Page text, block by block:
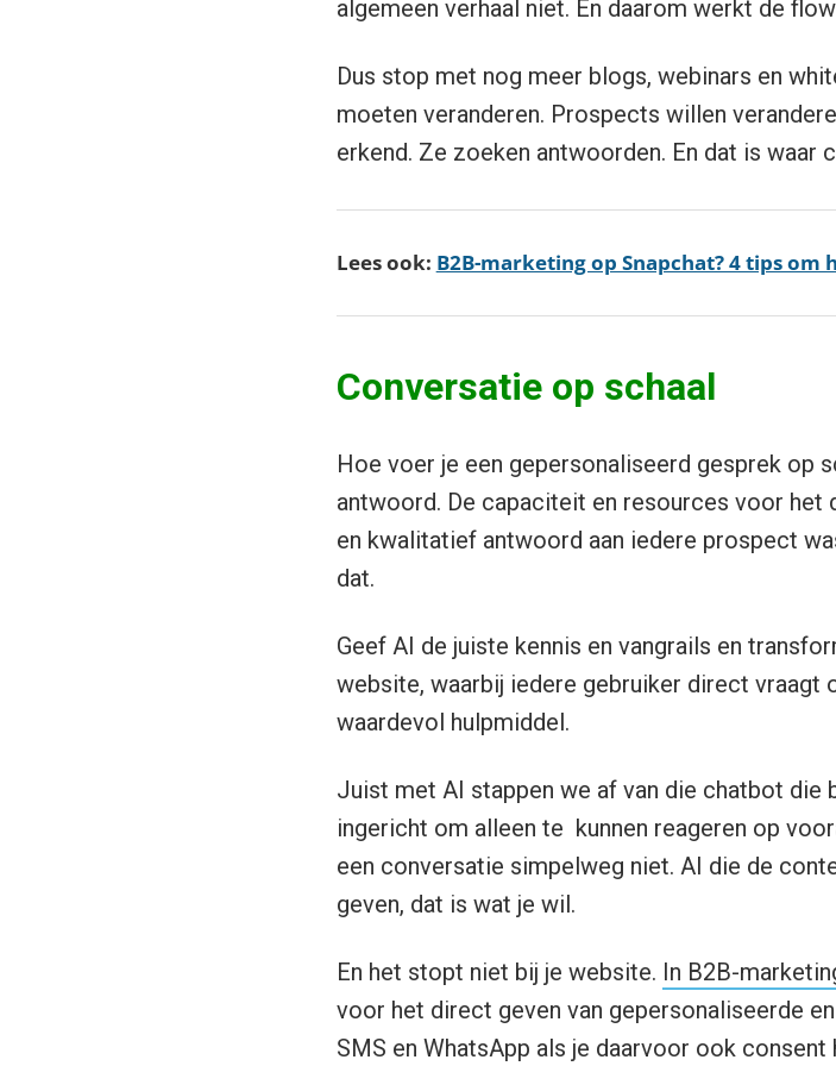
algemeen verhaal niet. En daarom werkt de
Dus stop met nog meer blogs, webinars en
moeten veranderen. Prospects willen
erkend. Ze zoeken antwoorden. En dat is
Lees ook: B2B-marketing op Snapchat? 4 tips
Conversatie op schaal
Hoe voer je een gepersonaliseerd gesprek op
antwoord. De capaciteit en resources voor het
en kwalitatief antwoord aan iedere prospect
dat.
Geef AI de juiste kennis en vangrails en
website, waarbij iedere gebruiker direct vraagt
waardevol hulpmiddel.
Juist met AI stappen we af van die chatbot
ingericht om alleen te kunnen reageren op
een conversatie simpelweg niet. AI die de
geven, dat is wat je wil.
En het stopt niet bij je website. In B2B-
voor het direct geven van gepersonaliseerde
SMS en WhatsApp als je daarvoor ook